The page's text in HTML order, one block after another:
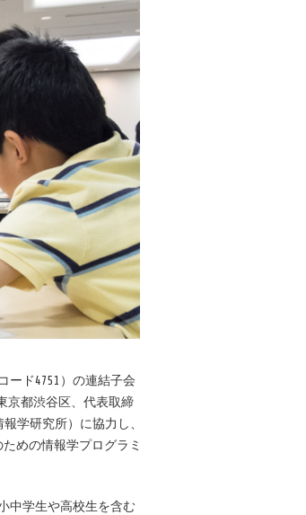
ード4751）の連結子会
京都渋谷区、代表取締
学研究所）に協力し、
めの情報学プログラミ
中学生や高校生を含む